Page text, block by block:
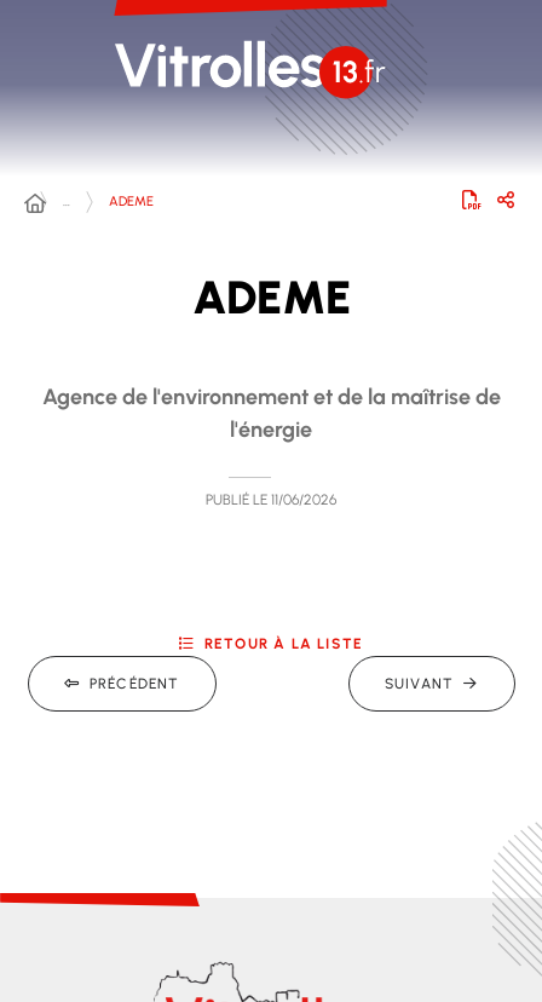
… ADEME
ADEME
Agence de l'environnement et de la maîtrise de
l'énergie
PUBLIÉ LE 11/06/2026
PRÉCÉDENT
RETOUR À LA LISTE
SUIVANT